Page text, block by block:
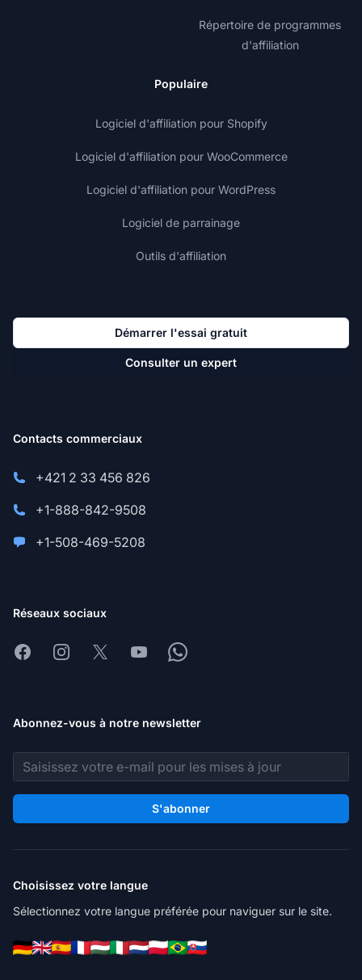
Répertoire de programmes
d'affiliation
Populaire
Logiciel d'affiliation pour Shopify
Logiciel d'affiliation pour WooCommerce
Logiciel d'affiliation pour WordPress
Logiciel de parrainage
Outils d'affiliation
Démarrer l'essai gratuit
Consulter un expert
Contacts commerciaux
+421 2 33 456 826
+1-888-842-9508
+1-508-469-5208
Réseaux sociaux
FacebookInstagram
X YoutubeWhatsapp
Abonnez-vous à notre newsletter
Adresse e-mail
S'abonner
Choisissez votre langue
Sélectionnez votre langue préférée pour naviguer sur le site.